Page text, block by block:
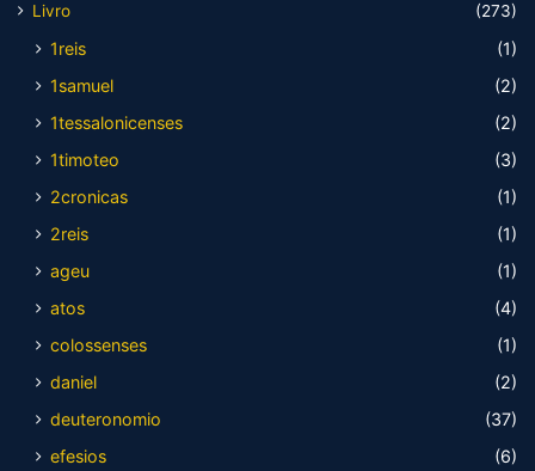
Livro
(273)
1reis
(1)
1samuel
(2)
1tessalonicenses
(2)
1timoteo
(3)
2cronicas
(1)
2reis
(1)
ageu
(1)
atos
(4)
colossenses
(1)
daniel
(2)
deuteronomio
(37)
efesios
(6)